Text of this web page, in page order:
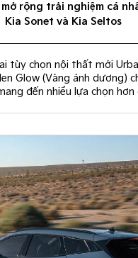
mở rộng trải nghiệm cá
Kia Sonet và Kia Seltos
tùy chọn nội thất mới
Glow (Vàng ánh dương)
đến nhiều lựa chọn hơn